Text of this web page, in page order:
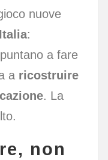
nuove
:
a fare
a ricostruire
. La
non